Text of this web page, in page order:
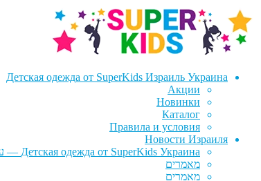
דלג
לניווט
לדלג
לתוכן
Детская одежда от SuperKids Израиль Украина
Акции
Новинки
Каталог
Правила и условия
Новости Израиля
Детская одежда от SuperKids Украина — עברית
מאמרים
מאמרים